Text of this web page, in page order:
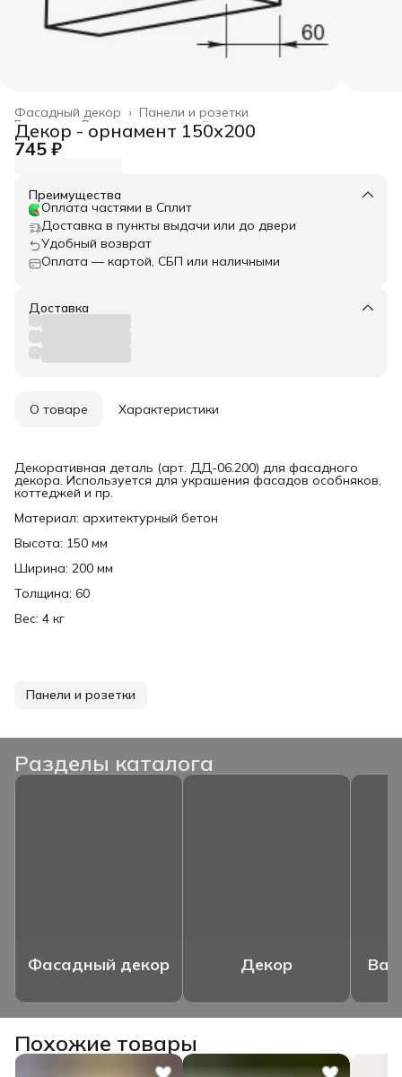
Панели и розетки
Фасадный декор ›
Весь архитектурный декор
Главная
Декор - орнамент 150х200
745 ₽
Преимущества
Оплата частями в Сплит
Доставка в пункты выдачи или до двери
Удобный возврат
Оплата — картой, СБП или наличными
Доставка
О товаре Характеристики
Декоративная деталь (арт. ДД-06.200) для фасадного
декора. Используется для украшения фасадов особняков,
коттеджей и пр.
Материал: архитектурный бетон
Высота: 150 мм
Ширина: 200 мм
Толщина: 60
Вес: 4 кг
Панели и розетки
Разделы каталога
Фасадный декор Декор
Похожие товары